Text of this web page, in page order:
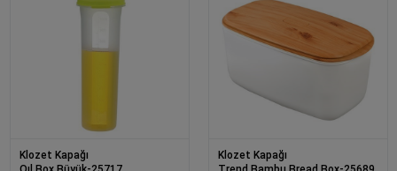
Klozet Kapağı
Klozet Kapağı